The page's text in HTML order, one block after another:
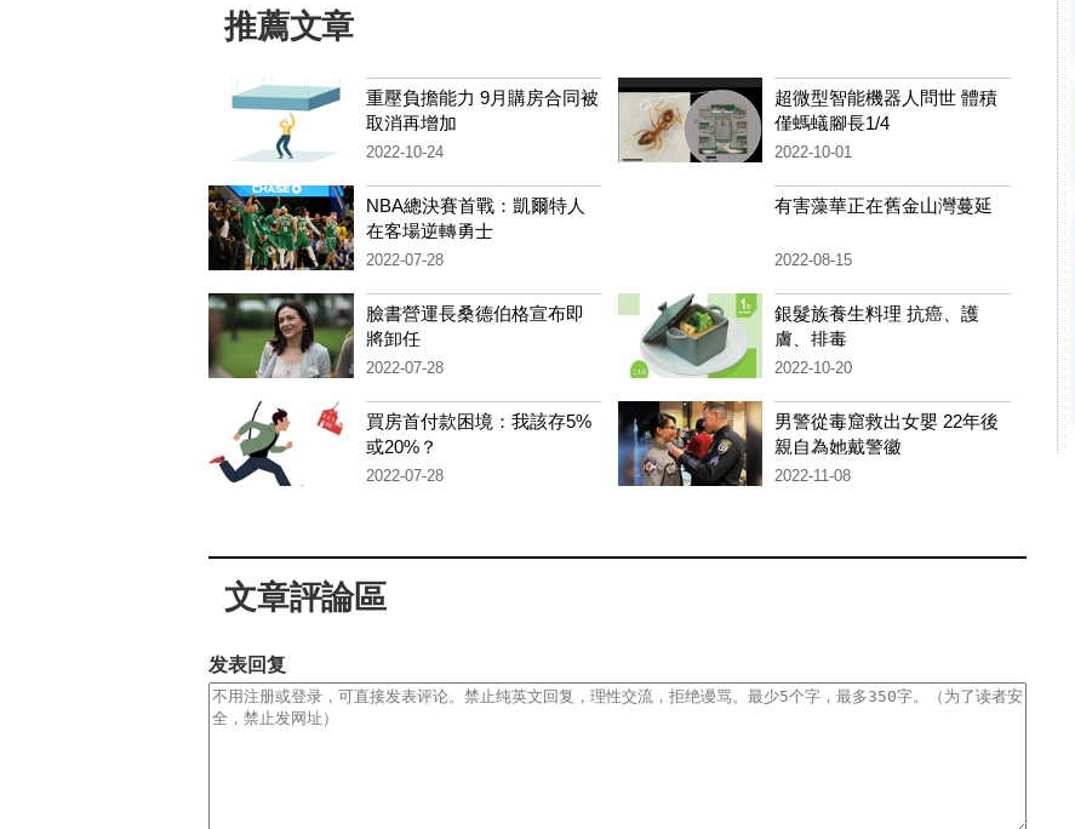
推薦文章
重壓負擔能力 9月購房合同被
取消再增加
2022-10-24
超微型智能機器人問世 體積
僅螞蟻腳長1/4
2022-10-01
NBA總決賽首戰：凱爾特人
在客場逆轉勇士
2022-07-28
有害藻華正在舊金山灣蔓延
2022-08-15
臉書營運長桑德伯格宣布即
將卸任
2022-07-28
銀髮族養生料理 抗癌、護
膚、排毒
2022-10-20
買房首付款困境：我該存5%
或20%？
2022-07-28
男警從毒窟救出女嬰 22年後
親自為她戴警徽
2022-11-08
文章評論區
发表回复